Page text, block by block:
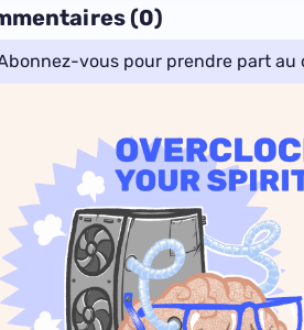
(0)
vous pour prendre part au